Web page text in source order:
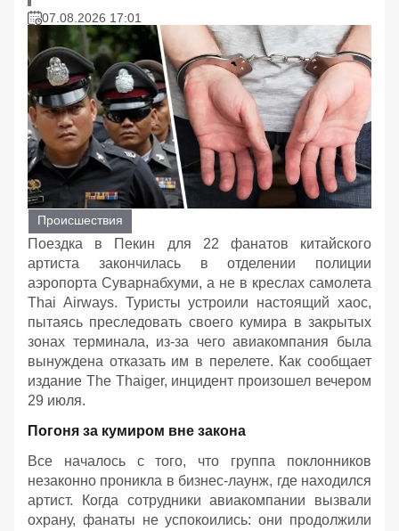
07.08.2026 17:01
Происшествия
Поездка в Пекин для 22 фанатов китайского
артиста закончилась в отделении полиции
аэропорта Суварнабхуми, а не в креслах самолета
Thai Airways. Туристы устроили настоящий хаос,
пытаясь преследовать своего кумира в закрытых
зонах терминала, из-за чего авиакомпания была
вынуждена отказать им в перелете. Как сообщает
издание The Thaiger, инцидент произошел вечером
29 июля.
Погоня за кумиром вне закона
Все началось с того, что группа поклонников
незаконно проникла в бизнес-лаунж, где находился
артист. Когда сотрудники авиакомпании вызвали
охрану, фанаты не успокоились: они продолжили